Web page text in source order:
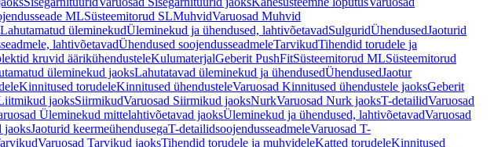
MLSüsteemitorud SLMuhvidVaruosad Muhvid
Lahutamatud üleminekudÜleminekud ja ühendused, lahtivõetavadSulguridÜhendusedJaoturid
lahtivõetavadÜhendused soojendusseadmeleTarvikudTihendid torudele ja
kruvid äärikühendusteleKulumaterjalGeberit PushFitSüsteemitorud MLSüsteemitorud
üleminekud jaoksLahutatavad üleminekud ja ühendusedÜhendusedJaotur
Kinnitused torudeleKinnitused ühendusteleVaruosad Kinnitused ühendustele jaoksGeberit
jaoksSiirmikudVaruosad Siirmikud jaoksNurkVaruosad Nurk jaoksT-detailidVaruosad
Üleminekud mittelahtivõetavad jaoksÜleminekud ja ühendused, lahtivõetavadVaruosad
jaoksJaoturid keermeühendusegaT-detailidsoojendusseadmeleVaruosad T-
Varuosad Tarvikud jaoksTihendid torudele ja muhvideleKatted torudeleKinnitused